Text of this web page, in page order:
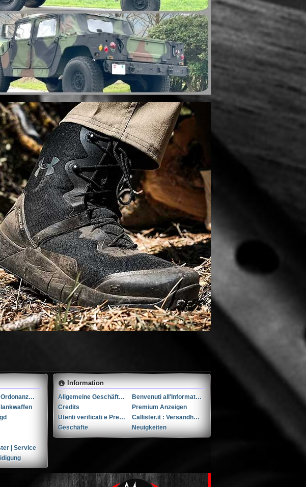
Sammler & Ordonanzwaffen
| Service
Information
Allgemeine Geschäftsbedingungen (AGB)s
Benvenuti all'Informativa sulla Privacy
Credits
Premium Anzeigen
Utenti verificati e Premium
Callister.it : Versandhandel seit 2002
Geschäfte
Neuigkeiten